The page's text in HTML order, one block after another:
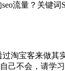
流量？关键词
过淘宝客来做其
己不会，请学